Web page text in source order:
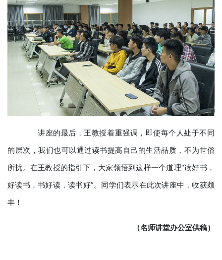
讲座的最后，王教授着重强调，即使每个人处于不同
的层次，我们也可以通过读书提高自己的生活品质，不为世俗
所扰。在王教授的指引下，大家领悟到这样一个道理“读好书，
好读书，书好读，读书好”。同学们表示在此次讲座中，收获颇
丰！
（名师讲堂办公室供稿）